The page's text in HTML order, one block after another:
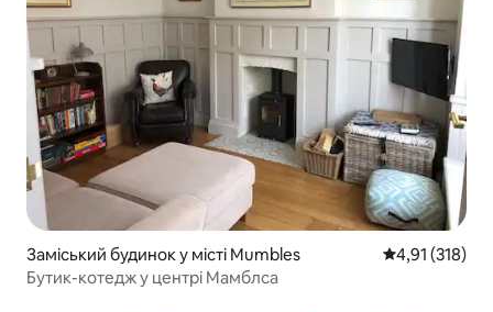
Заміський будинок у місті Mumbles Середня
4,91 (318)
Бутик-котедж у центрі Мамблса